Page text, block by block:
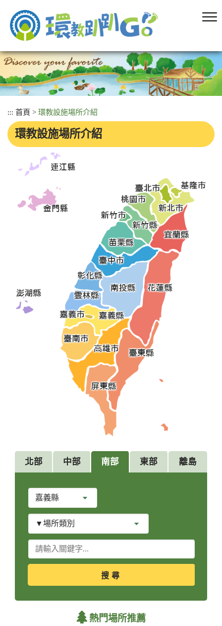
容
塊
::: 首頁 > 環教設施場所介紹
環教設施場所介紹
北部 中部 南部 東部 離島
縣
別
場
類
別
關
鍵
字
熱門場所推薦